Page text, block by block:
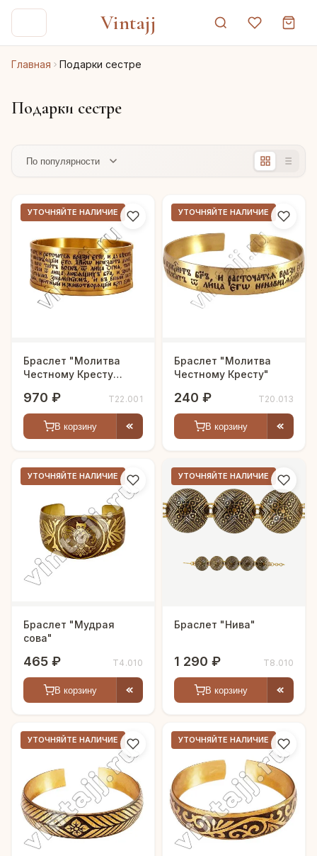
Vintajj
Главная Подарки сестре
Подарки сестре
УТОЧНЯЙТЕ НАЛИЧИЕ
Браслет "Молитва
Честному Кресту
970 ₽ Т22.001
В корзину
УТОЧНЯЙТЕ НАЛИЧИЕ
Браслет "Молитва
Честному Кресту"
240 ₽ Т20.013
В корзину
УТОЧНЯЙТЕ НАЛИЧИЕ
Браслет "Мудрая
сова"
465 ₽ Т4.010
В корзину
УТОЧНЯЙТЕ НАЛИЧИЕ
Браслет "Нива"
1 290 ₽ Т8.010
В корзину
УТОЧНЯЙТЕ НАЛИЧИЕ УТОЧНЯЙТЕ НАЛИЧИЕ